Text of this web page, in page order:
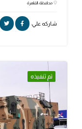
محافظة: القاهرة
شاركه علي:
تم تنفيذه